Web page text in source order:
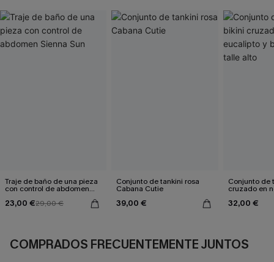
Traje de baño de una pieza
con control de abdomen
23,00 €29,00 €
Conjunto de tankini rosa
Cabana Cutie
39,00 €
Conjunto de
cruzado en
talle alto
32,00 €
COMPRADOS FRECUENTEMENTE JUNTOS